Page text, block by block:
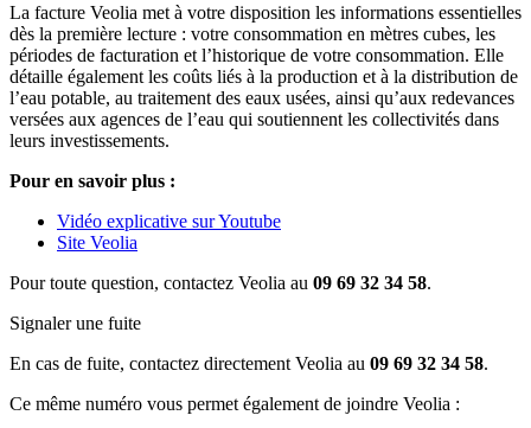
La facture Veolia met à votre disposition les informations essentielles
dès la première lecture : votre consommation en mètres cubes, les
périodes de facturation et l’historique de votre consommation. Elle
détaille également les coûts liés à la production et à la distribution de
l’eau potable, au traitement des eaux usées, ainsi qu’aux redevances
versées aux agences de l’eau qui soutiennent les collectivités dans
leurs investissements.
Pour en savoir plus :
Vidéo explicative sur Youtube
Site Veolia
Pour toute question, contactez Veolia au 09 69 32 34 58.
Signaler une fuite
En cas de fuite, contactez directement Veolia au 09 69 32 34 58.
Ce même numéro vous permet également de joindre Veolia :